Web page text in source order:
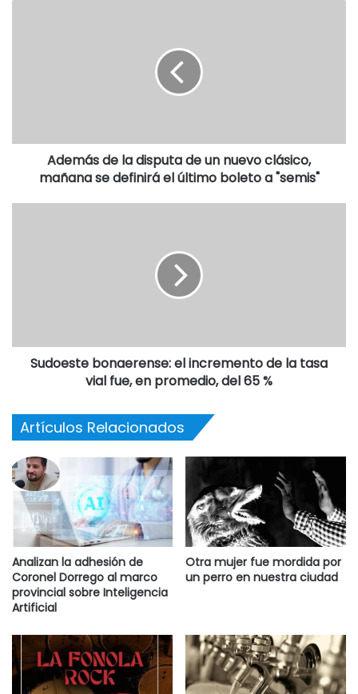
Además de la disputa de un nuevo clásico,
mañana se definirá el último boleto a "semis"
Sudoeste bonaerense: el incremento de la tasa
vial fue, en promedio, del 65 %
Artículos Relacionados
Analizan la adhesión de
Coronel Dorrego al marco
provincial sobre Inteligencia
Artificial
Otra mujer fue mordida por
un perro en nuestra ciudad